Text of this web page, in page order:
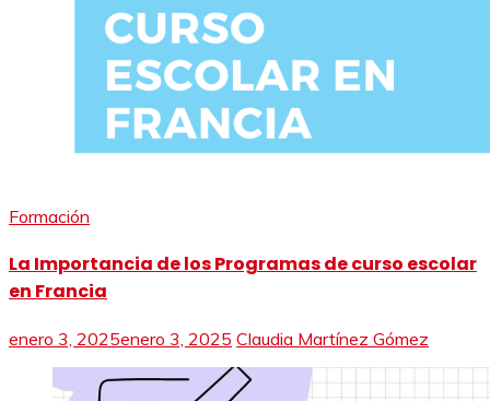
Formación
La Importancia de los Programas de curso escolar
en Francia
enero 3, 2025enero 3, 2025 Claudia Martínez Gómez